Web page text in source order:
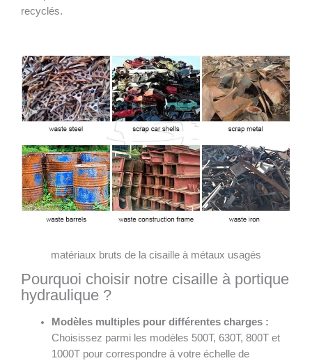
recyclés.
matériaux bruts de la cisaille à métaux usagés
Pourquoi choisir notre cisaille à portique
hydraulique ?
Modèles multiples pour différentes charges :
Choisissez parmi les modèles 500T, 630T, 800T et
1000T pour correspondre à votre échelle de